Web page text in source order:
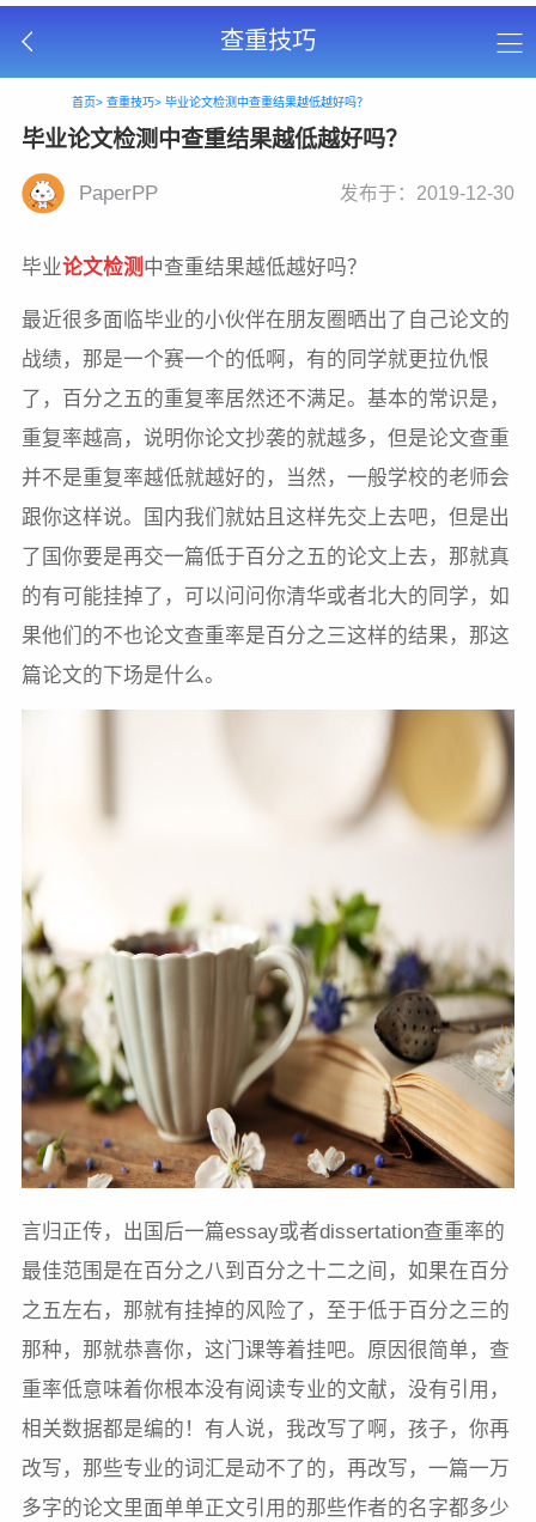
查重技巧
首页> 查重技巧> 毕业论文检测中查重结果越低越好吗？
毕业论文检测中查重结果越低越好吗？
PaperPP 发布于：2019-12-30
毕业论文检测 中查重结果越低越好吗？
最近很多面临毕业的小伙伴在朋友圈晒出了自己论文的
战绩，那是一个赛一个的低啊，有的同学就更拉仇恨
了，百分之五的重复率居然还不满足。基本的常识是，
重复率越高，说明你论文抄袭的就越多，但是论文查重
并不是重复率越低就越好的，当然，一般学校的老师会
跟你这样说。国内我们就姑且这样先交上去吧，但是出
了国你要是再交一篇低于百分之五的论文上去，那就真
的有可能挂掉了，可以问问你清华或者北大的同学，如
果他们的不也论文查重率是百分之三这样的结果，那这
篇论文的下场是什么。
言归正传，出国后一篇essay或者dissertation查重率的
最佳范围是在百分之八到百分之十二之间，如果在百分
之五左右，那就有挂掉的风险了，至于低于百分之三的
那种，那就恭喜你，这门课等着挂吧。原因很简单，查
重率低意味着你根本没有阅读专业的文献，没有引用，
相关数据都是编的！有人说，我改写了啊，孩子，你再
改写，那些专业的词汇是动不了的，再改写，一篇一万
多字的论文里面单单正文引用的那些作者的名字都多少